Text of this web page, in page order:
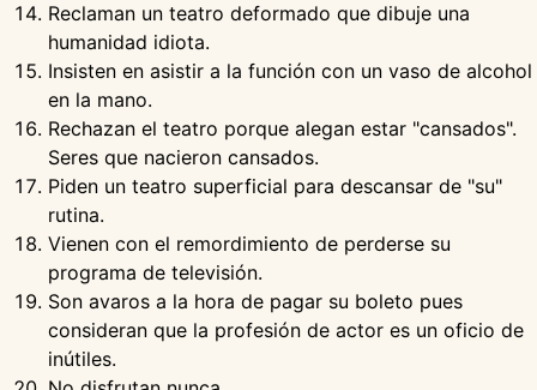
Reclaman un teatro deformado que dibuje una
humanidad idiota.
Insisten en asistir a la función con un vaso de alcohol
en la mano.
Rechazan el teatro porque alegan estar "cansados".
Seres que nacieron cansados.
Piden un teatro superficial para descansar de "su"
rutina.
Vienen con el remordimiento de perderse su
programa de televisión.
Son avaros a la hora de pagar su boleto pues
consideran que la profesión de actor es un oficio de
inútiles.